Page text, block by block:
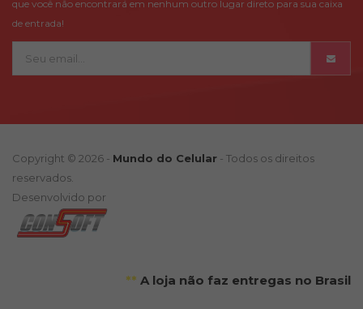
que você não encontrará em nenhum outro lugar direto para sua caixa
de entrada!
Copyright © 2026 - Mundo do Celular - Todos os direitos
reservados.
Desenvolvido por
** A loja não faz entregas no Brasil